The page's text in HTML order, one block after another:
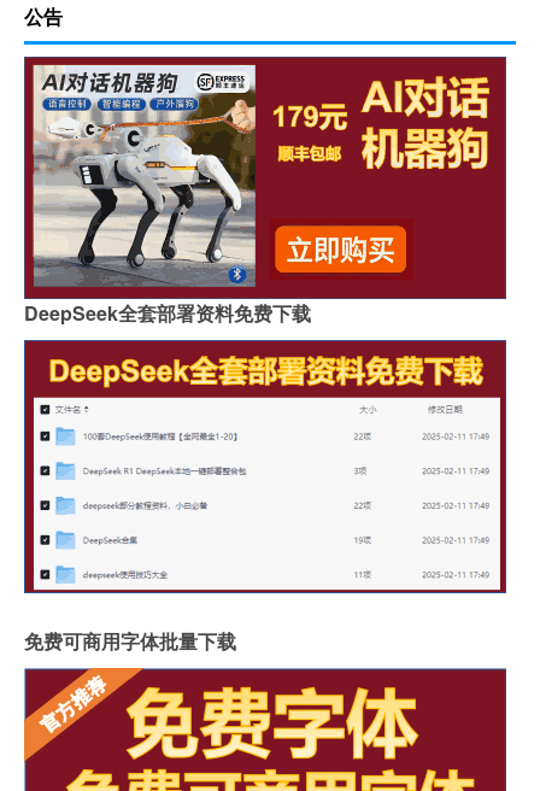
公告
DeepSeek全套部署资料免费下载
免费可商用字体批量下载